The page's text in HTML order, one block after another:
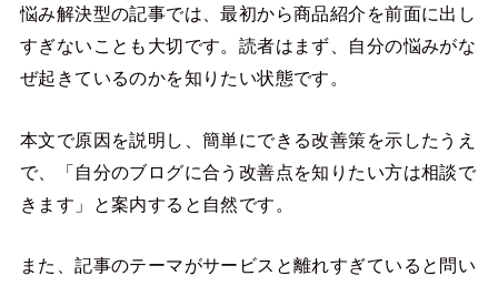
悩み解決型の記事では、最初から商品紹介を前面に出し
すぎないことも大切です。読者はまず、自分の悩みがな
ぜ起きているのかを知りたい状態です。
本文で原因を説明し、簡単にできる改善策を示したうえ
で、「自分のブログに合う改善点を知りたい方は相談で
きます」と案内すると自然です。
また、記事のテーマがサービスと離れすぎていると問い